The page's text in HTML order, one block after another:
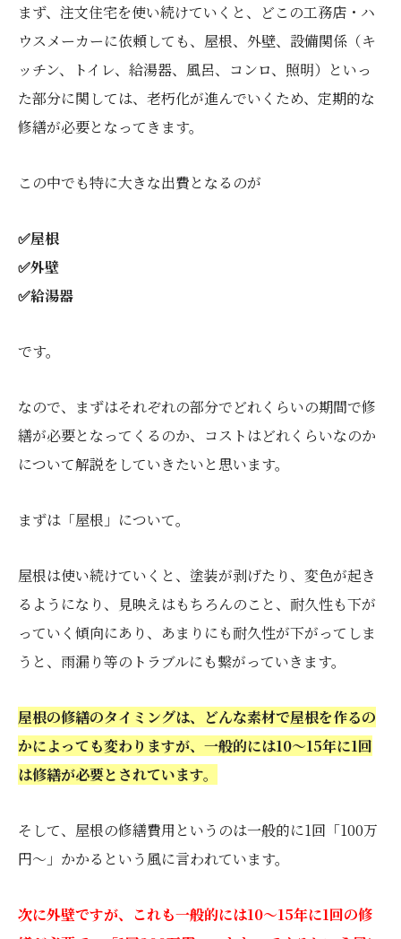
まず、注文住宅を使い続けていくと、どこの工務店・ハ
ウスメーカーに依頼しても、屋根、外壁、設備関係（キ
ッチン、トイレ、給湯器、風呂、コンロ、照明）といっ
た部分に関しては、老朽化が進んでいくため、定期的な
修繕が必要となってきます。
この中でも特に大きな出費となるのが
✅屋根
✅外壁
✅給湯器
です。
なので、まずはそれぞれの部分でどれくらいの期間で修
繕が必要となってくるのか、コストはどれくらいなのか
について解説をしていきたいと思います。
まずは「屋根」について。
屋根は使い続けていくと、塗装が剥げたり、変色が起き
るようになり、見映えはもちろんのこと、耐久性も下が
っていく傾向にあり、あまりにも耐久性が下がってしま
うと、雨漏り等のトラブルにも繋がっていきます。
屋根の修繕のタイミングは、どんな素材で屋根を作るの
かによっても変わりますが、一般的には10〜15年に1回
は修繕が必要とされています。
そして、屋根の修繕費用というのは一般的に1回「100万
円〜」かかるという風に言われています。
次に外壁ですが、これも一般的には10〜15年に1回の修